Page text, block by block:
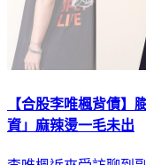
資」麻辣燙一毛未出